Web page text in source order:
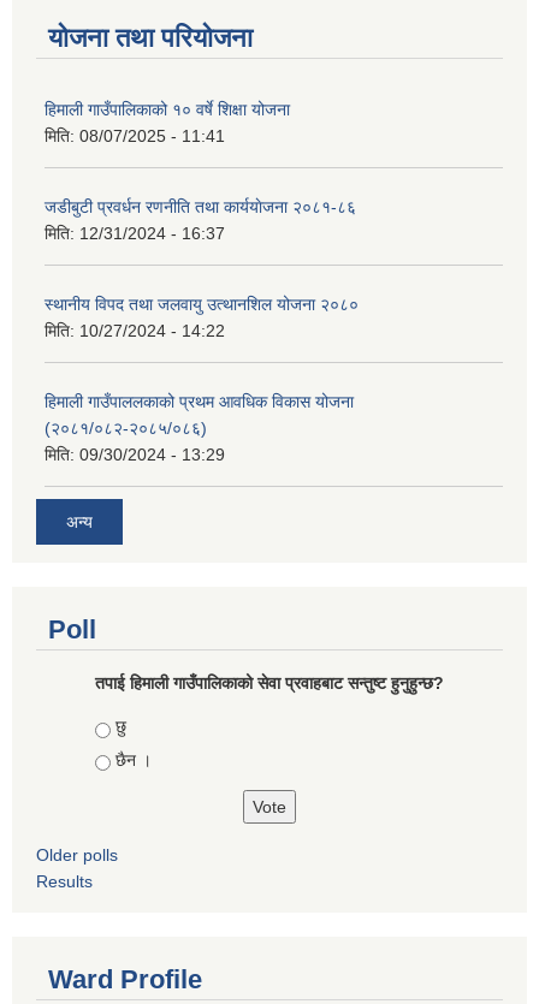
योजना तथा परियोजना
हिमाली गाउँपालिकाको १० वर्षे शिक्षा योजना
मिति: 08/07/2025 - 11:41
जडीबुटी प्रवर्धन रणनीति तथा कार्ययाेजना २०८१-८६
मिति: 12/31/2024 - 16:37
स्थानीय विपद तथा जलवायु उत्थानशिल योजना २०८०
मिति: 10/27/2024 - 14:22
हिमाली गाउँपाललकाको प्रथम आवधिक विकास योजना
(२०८१/०८२-२०८५/०८६)
मिति: 09/30/2024 - 13:29
अन्य
Poll
तपाई हिमाली गाउँपालिकाको सेवा प्रवाहबाट सन्तुष्ट हुनुहुन्छ?
Choices
छु
छैन ।
Older polls
Results
Ward Profile